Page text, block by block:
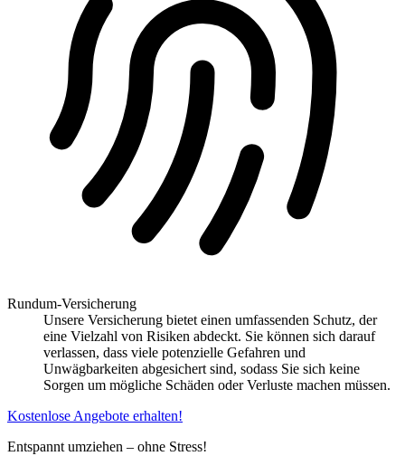
Rundum-Versicherung
Unsere Versicherung bietet einen umfassenden Schutz, der
eine Vielzahl von Risiken abdeckt. Sie können sich darauf
verlassen, dass viele potenzielle Gefahren und
Unwägbarkeiten abgesichert sind, sodass Sie sich keine
Sorgen um mögliche Schäden oder Verluste machen müssen.
Kostenlose Angebote erhalten!
Entspannt umziehen – ohne Stress!